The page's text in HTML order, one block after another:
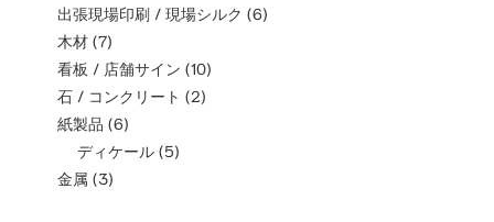
出張現場印刷 / 現場シルク (6)
木材 (7)
看板 / 店舗サイン (10)
石 / コンクリート (2)
紙製品 (6)
ディケール (5)
金属 (3)